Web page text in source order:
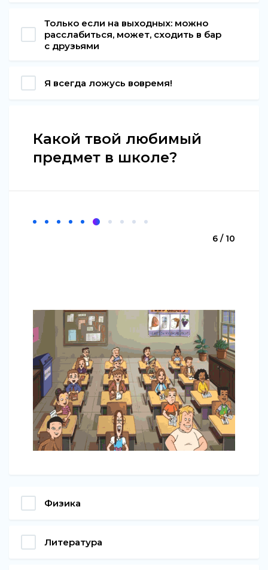
Только если на выходных: можно
расслабиться, может, сходить в бар
с друзьями
Я всегда ложусь вовремя!
Какой твой любимый
предмет в школе?
6 / 10
Физика
Литература